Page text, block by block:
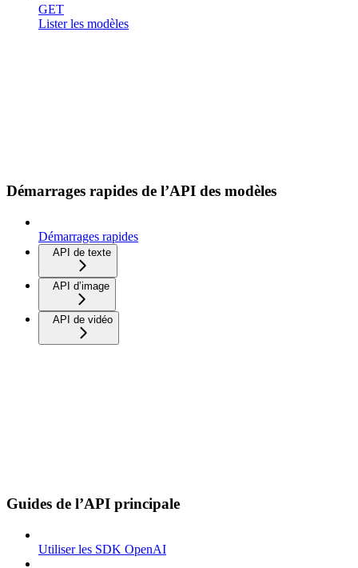
GET
Lister les modèles
Démarrages rapides de l’API des modèles
Démarrages rapides
API de texte
API d’image
API de vidéo
Guides de l’API principale
Utiliser les SDK OpenAI